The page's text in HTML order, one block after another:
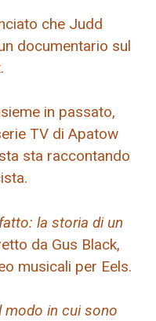
che Judd
documentario sul
in passato,
TV di Apatow
sta raccontando
la storia di un
da Gus Black,
musicali per Eels.
modo in cui sono